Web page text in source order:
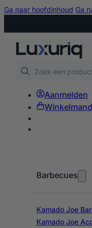
Ga naar hoofdinhoud Ga
Zoeken
Aanmelden
Barbecues
Kamado Joe
Kamado Joe